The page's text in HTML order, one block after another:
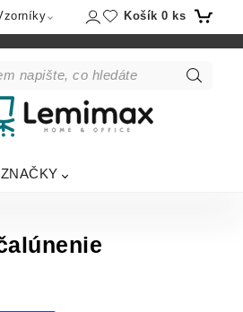
Košík 0 ks
ZNAČKY